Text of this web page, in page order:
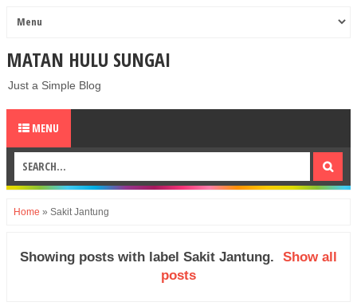
MATAN HULU SUNGAI
Just a Simple Blog
MENU
Home » Sakit Jantung
Showing posts with label Sakit Jantung.
Show all
posts